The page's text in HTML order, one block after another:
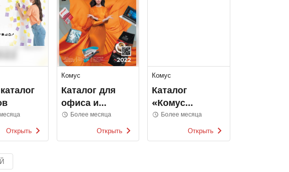
Открыть
Комус
Каталог для
офиса и
бизнеса 2022
Более месяца
Открыть
Комус
Каталог
«Комус
Медицина
Более месяца
Открыть